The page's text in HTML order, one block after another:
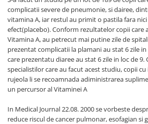
complicatii severe de pneumonie, si dairee,
vitamina A, iar restul au primit o pastila fara
efect(placebo). Conform rezultatelor copii care
Vitamina A, au petrecut mai putine zile de
prezentat complicatii la plamani au stat 6 zile
care prezentatu diaree au stat 6 zile in loc de
specialistilor care au facut acest studiu, copii
rujeola li se recoamnada adiministrarea
un percursor al Vitaminei A
In Medical Journal 22.08. 2000 se vorbeste
reduce riscul de cancer pulmonar, esofagian si